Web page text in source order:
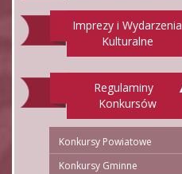
Imprezy i Wydarzenia
Kulturalne
Regulaminy
Konkursów
Konkursy Powiatowe
Konkursy Gminne